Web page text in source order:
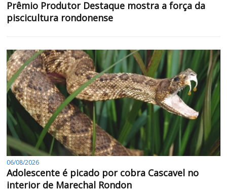
Prêmio Produtor Destaque mostra a força da
piscicultura rondonense
06/08/2026
Adolescente é picado por cobra Cascavel no
interior de Marechal Rondon